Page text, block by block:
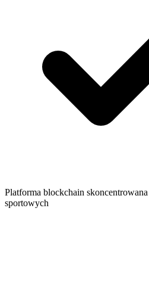
Platforma blockchain
sportowych